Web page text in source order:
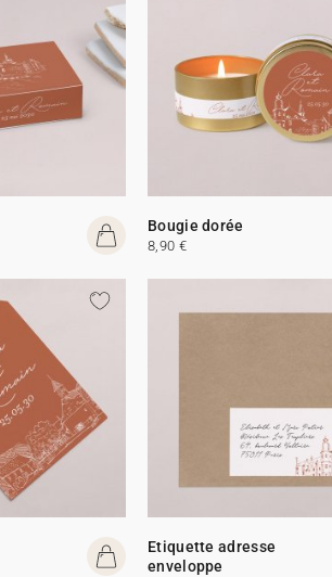
Bougie dorée
8,90 €
Etiquette adresse
enveloppe